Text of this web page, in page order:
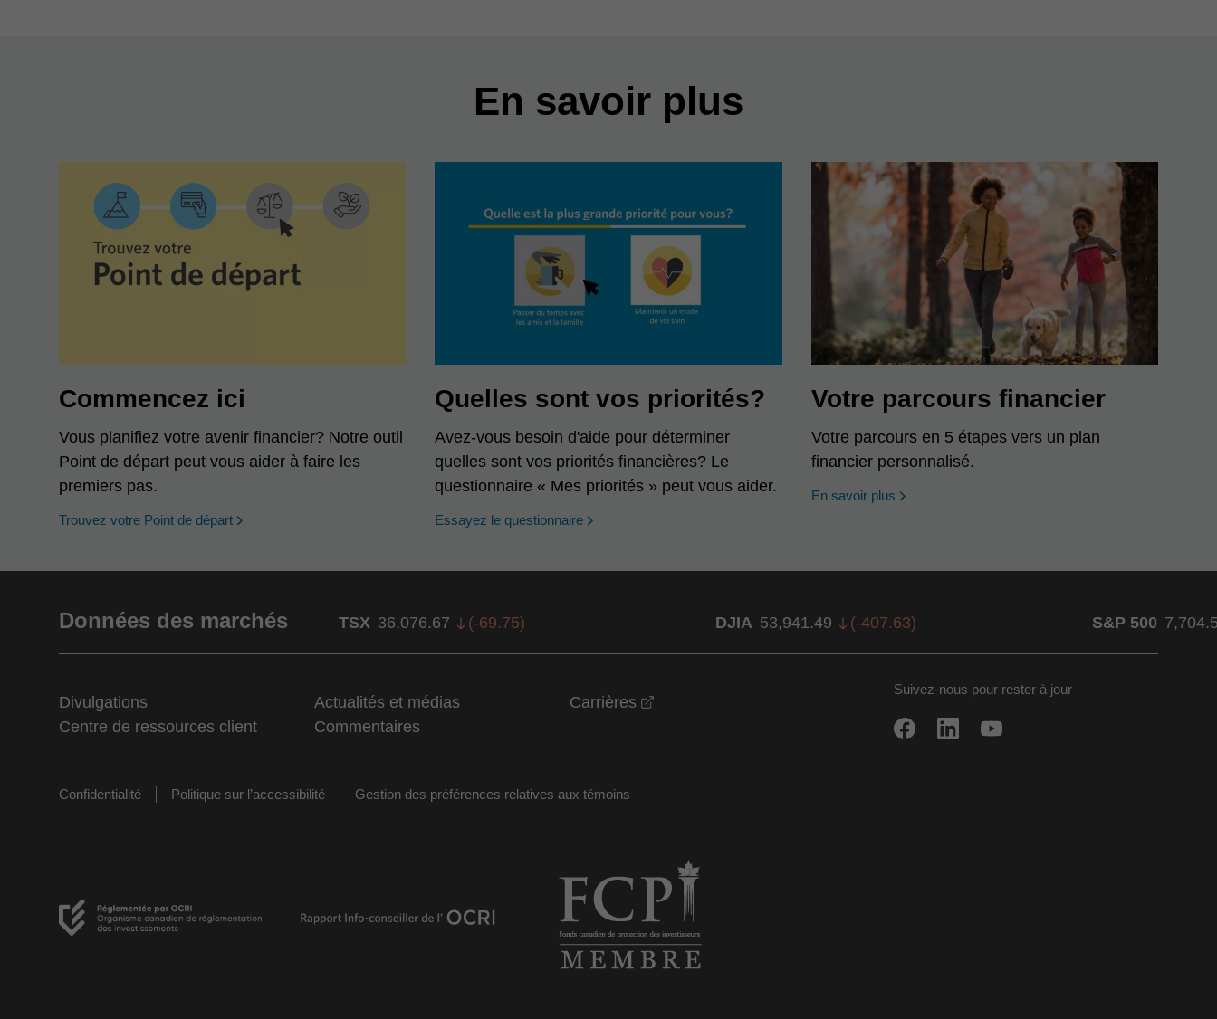
En savoir plus
Commencez ici
Vous planifiez votre avenir financier? Notre outil
Point de départ peut vous aider à faire les
premiers pas.
Trouvez votre Point de départ opens in a new window
Quelles sont vos priorités?
Avez-vous besoin d'aide pour déterminer
quelles sont vos priorités financières? Le
questionnaire « Mes priorités » peut vous aider.
Essayez le questionnaire opens in a new window
Votre parcours financier
Votre parcours en 5 étapes vers un plan
financier personnalisé.
En savoir plus
Données des marchés TSX 36,076.67 (-69.75) DJIA 53,941.49 (-407.63) S&P 500
Divulgations Actualités et médias Carrières
Centre de ressources client
Commentaires
Suivez-nous pour rester à jour
Confidentialité Politique sur l’accessibilité Gestion des préférences relatives aux témoins